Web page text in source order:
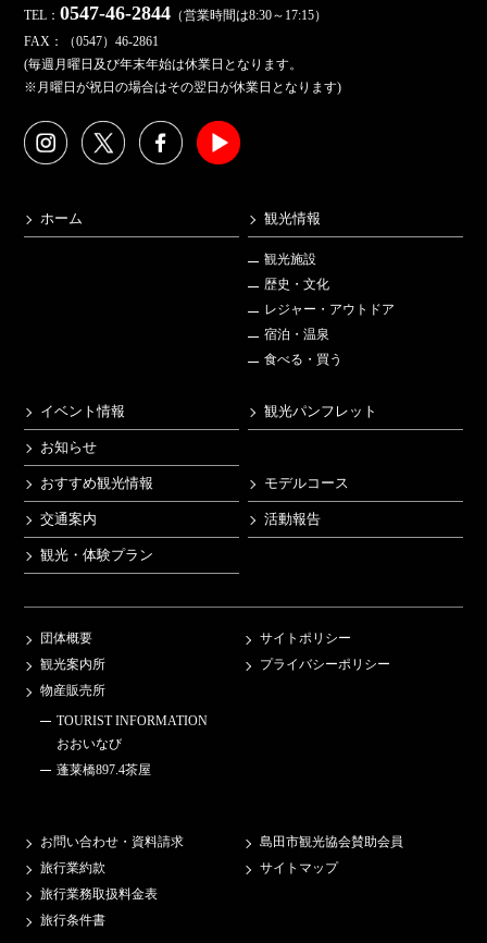
TEL：0547-46-2844 （営業時間は8:30～17:15）
FAX：（0547）46-2861
(毎週月曜日及び年末年始は休業日となります。
※月曜日が祝日の場合はその翌日が休業日となります)
ホーム 観光情報
観光施設
歴史・文化
レジャー・アウトドア
宿泊・温泉
食べる・買う
イベント情報 観光パンフレット
お知らせ
おすすめ観光情報 モデルコース
交通案内 活動報告
観光・体験プラン
団体概要
観光案内所
物産販売所
TOURIST INFORMATION
おおいなび
蓬莱橋897.4茶屋
サイトポリシー
プライバシーポリシー
お問い合わせ・資料請求
旅行業約款
旅行業務取扱料金表
旅行条件書
島田市観光協会賛助会員
サイトマップ